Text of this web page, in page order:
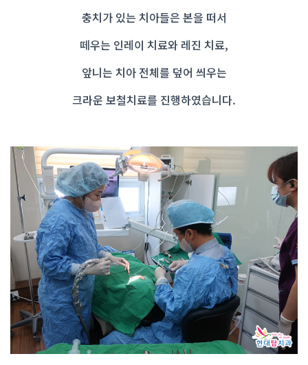
충치가 있는 치아들은 본을 떠서
떼우는 인레이 치료와 레진 치료,
앞니는 치아 전체를 덮어 씌우는
크라운 보철치료를 진행하였습니다.